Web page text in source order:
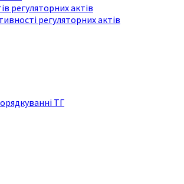
регуляторних актів
регуляторних актів
ТГ